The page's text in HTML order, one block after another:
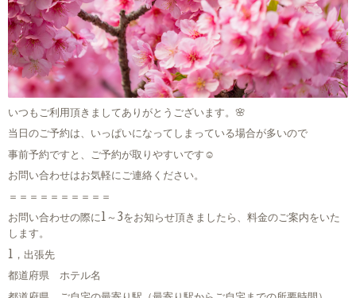
いつもご利用頂きましてありがとうございます。🌸
当日のご予約は、いっぱいになってしまっている場合が多いので
事前予約ですと、ご予約が取りやすいです☺
お問い合わせはお気軽にご連絡ください。
＝＝＝＝＝＝＝＝＝＝
お問い合わせの際に1～3をお知らせ頂きましたら、料金のご案内をいた
します。
1，出張先
都道府県 ホテル名